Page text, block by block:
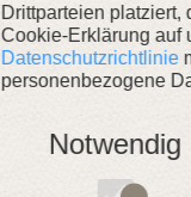
Drittparteien
Cookie-Erklärung auf
Datenschutzrichtlinie
personenbezogene
Notwendig